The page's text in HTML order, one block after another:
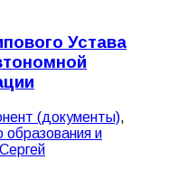
Устава
(документы),
образования и
Сергей